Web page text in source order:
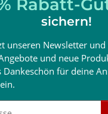
0036
nach DIN
sichern!
unseren Newsletter und
und neue
Dankeschön für deine